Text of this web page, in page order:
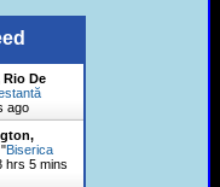
De
ago
Biserica
hrs 6 mins